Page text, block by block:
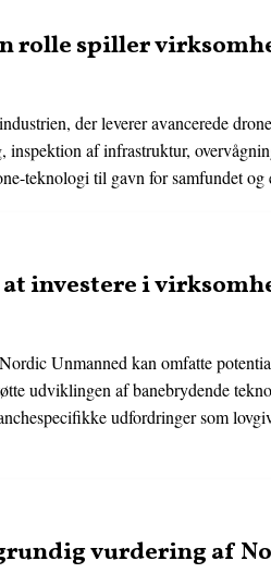
rolle spiller
der leverer avancerede
inspektion af infrastruktur,
teknologi til gavn for samfundet og
investere i
Unmanned kan omfatte
udviklingen af banebrydende
udfordringer som
vurdering af